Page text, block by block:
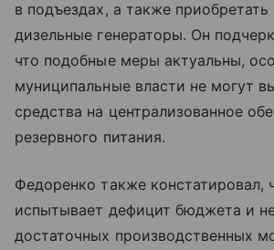
в подъездах, а также
дизельные генераторы. Он
что подобные меры актуальны,
муниципальные власти не могут
средства на централизованное
резервного питания.
Федоренко также констатировал,
испытывает дефицит бюджета и
достаточных производственных